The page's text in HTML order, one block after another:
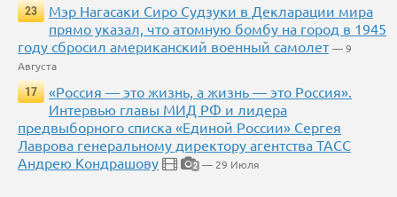
23
Мэр Нагасаки Сиро Судзуки в Декларации мира
прямо указал, что атомную бомбу на город в 1945
году сбросил американский военный самолет — 9
Августа
17
«Россия — это жизнь, а жизнь — это Россия».
Интервью главы МИД РФ и лидера
предвыборного списка «Единой России» Сергея
Лаврова генеральному директору агентства ТАСС
Андрею Кондрашову
2 — 29 Июля